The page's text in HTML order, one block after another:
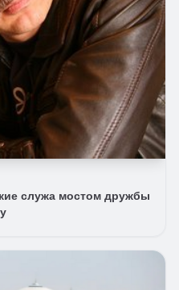
служа мостом дружбы